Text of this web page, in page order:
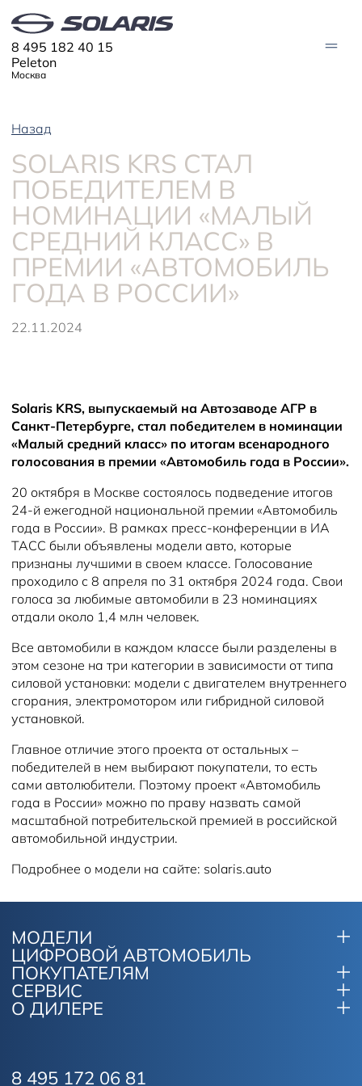
Peleton
Москва
8 495 182 40 15
Solaris HC
Solaris KRX
Solaris KRS
Solaris HS
ЦИФРОВОЙ АВТОМОБИЛЬ
ПОКУПАТЕЛЯМ
Кредит
Трейд-ин
Корпоративным клиентам
Оригинальные аксессуары
Тест-драйв
Плати частями
СЕРВИС
Запасные части
Запись на сервис
Гарантия
Руководства
О ДИЛЕРЕ
Контакты
Назад
SOLARIS KRS СТАЛ
ПОБЕДИТЕЛЕМ В
НОМИНАЦИИ «МАЛЫЙ
СРЕДНИЙ КЛАСС» В
ПРЕМИИ «АВТОМОБИЛЬ
ГОДА В РОССИИ»
22.11.2024
Solaris KRS, выпускаемый на Автозаводе АГР в
Санкт-Петербурге, стал победителем в номинации
«Малый средний класс» по итогам всенародного
голосования в премии «Автомобиль года в России».
20 октября в Москве состоялось подведение итогов
24-й ежегодной национальной премии «Автомобиль
года в России». В рамках пресс-конференции в ИА
ТАСС были объявлены модели авто, которые
признаны лучшими в своем классе. Голосование
проходило с 8 апреля по 31 октября 2024 года. Свои
голоса за любимые автомобили в 23 номинациях
отдали около 1,4 млн человек.
Все автомобили в каждом классе были разделены в
этом сезоне на три категории в зависимости от типа
силовой установки: модели с двигателем внутреннего
сгорания, электромотором или гибридной силовой
установкой.
Главное отличие этого проекта от остальных –
победителей в нем выбирают покупатели, то есть
сами автолюбители. Поэтому проект «Автомобиль
года в России» можно по праву назвать самой
масштабной потребительской премией в российской
автомобильной индустрии.
Подробнее о модели на сайте: solaris.auto
МОДЕЛИ
ЦИФРОВОЙ АВТОМОБИЛЬ
ПОКУПАТЕЛЯМ
СЕРВИС
О ДИЛЕРЕ
8 495 172 06 81